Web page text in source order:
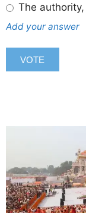
The
Add your answer